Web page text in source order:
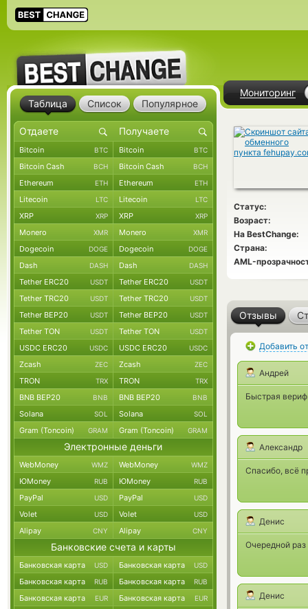
Мониторинг
Статус:
Возраст:
На BestChange:
Страна:
AML-
Отзывы
Добавить
Андрей
Быстрая
Александр
Спасибо, всё
Денис
Очередной
Денис
Таблица Список Популярное
Bitcoin BTC Bitcoin BTC
Bitcoin Cash BCH Bitcoin Cash BCH
Ethereum ETH Ethereum ETH
Litecoin LTC Litecoin LTC
XRP XRP XRP XRP
Monero XMR Monero XMR
Dogecoin DOGE Dogecoin DOGE
Dash DASH Dash DASH
Tether ERC20 USDT Tether ERC20 USDT
Tether TRC20 USDT Tether TRC20 USDT
Tether BEP20 USDT Tether BEP20 USDT
Tether TON USDT Tether TON USDT
USDC ERC20 USDC USDC ERC20 USDC
Zcash ZEC Zcash ZEC
TRON TRX TRON TRX
BNB BEP20 BNB BNB BEP20 BNB
Solana SOL Solana SOL
Gram (Toncoin) GRAM Gram (Toncoin) GRAM
Электронные деньги
WebMoney WMZ WebMoney WMZ
ЮMoney RUB ЮMoney RUB
PayPal USD PayPal USD
Volet USD Volet USD
Alipay CNY Alipay CNY
Банковские счета и карты
Банковская карта USD Банковская карта USD
Банковская карта RUB Банковская карта RUB
Банковская карта EUR Банковская карта EUR